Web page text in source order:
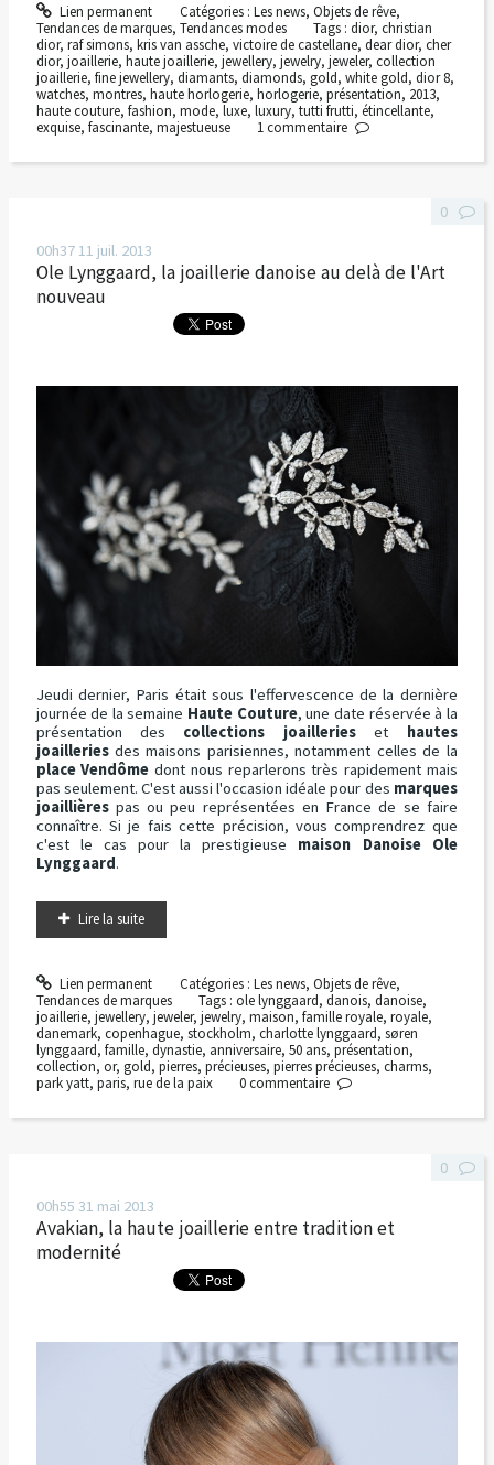
Lien permanent Catégories : Les news, Objets de rêve,
Tendances de marques, Tendances modes Tags :dior,christian
dior, raf simons, kris van assche, victoire de castellane, dear dior, cher
dior, joaillerie, haute joaillerie, jewellery, jewelry, jeweler, collection
joaillerie, fine jewellery, diamants, diamonds, gold, white gold, dior 8,
watches, montres, haute horlogerie, horlogerie, présentation, 2013,
haute couture, fashion, mode, luxe, luxury, tutti frutti, étincellante,
exquise, fascinante, majestueuse 1commentaire
00h3711 juil. 2013
Ole Lynggaard, la joaillerie danoise au delà de l'Art
nouveau
Jeudi dernier, Paris était sous l'effervescence de la dernière
journée de la semaine Haute Couture, une date réservée à la
présentation des collections joaillerieset
hautes
joailleriesdes maisons parisiennes, notamment celles de la
place Vendôme dont nous reparlerons très rapidement mais
pas seulement. C'est aussi l'occasion idéale pour des marques
joaillièrespas ou peu représentées en France de se faire
connaître. Si je fais cette précision, vous comprendrez que
c'est le cas pour la prestigieuse maison Danoise Ole
Lynggaard.
Lire la suite
Lien permanent Catégories : Les news, Objets de rêve,
Tendances de marques
Tags :ole lynggaard,danois,danoise,
joaillerie, jewellery, jeweler, jewelry, maison, famille royale, royale,
danemark, copenhague, stockholm, charlotte lynggaard, søren
lynggaard, famille, dynastie, anniversaire, 50 ans, présentation,
collection, or, gold, pierres, précieuses, pierres précieuses, charms,
park yatt, paris, rue de la paix
0
0commentaire
00h55 31 mai 2013
Avakian, la haute joaillerie entre tradition et
modernité
0